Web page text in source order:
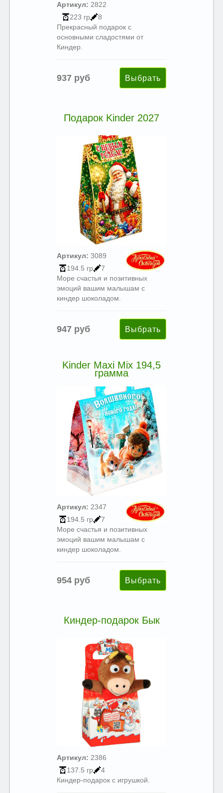
Артикул: 2822
223 гр
8
Прекрасный подарок с
основными сладостями от
Киндер.
937 руб
Подарок Kinder 2027
Артикул: 3089
194.5 гр
7
Море счастья и позитивных
эмоций вашим малышам с
киндер шоколадом.
947 руб
Kinder Maxi Mix 194,5
грамма
Артикул: 2347
194.5 гр
7
Море счастья и позитивных
эмоций вашим малышам с
киндер шоколадом.
954 руб
Киндер-подарок Бык
Артикул: 2386
137.5 гр
4
Киндер-подарок с игрушкой.